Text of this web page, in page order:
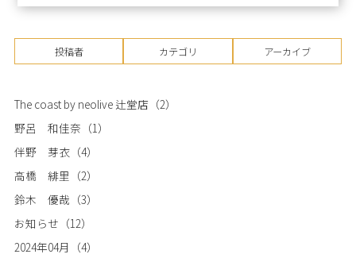
投稿者 カテゴリ アーカイブ
The coast by neolive 辻堂店 （2）
野呂 和佳奈 （1）
伴野 芽衣（4）
高橋 緋里 （2）
鈴木 優哉 （3）
お知らせ （12）
2024年04月 （4）